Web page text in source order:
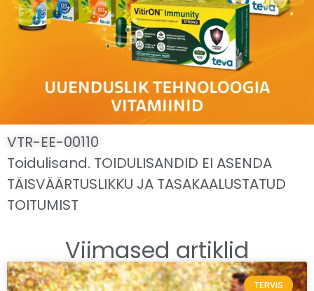
VTR-EE-00110
Toidulisand. TOIDULISANDID EI ASENDA
TÄISVÄÄRTUSLIKKU JA TASAKAALUSTATUD
TOITUMIST
Viimased artiklid
TERVIS